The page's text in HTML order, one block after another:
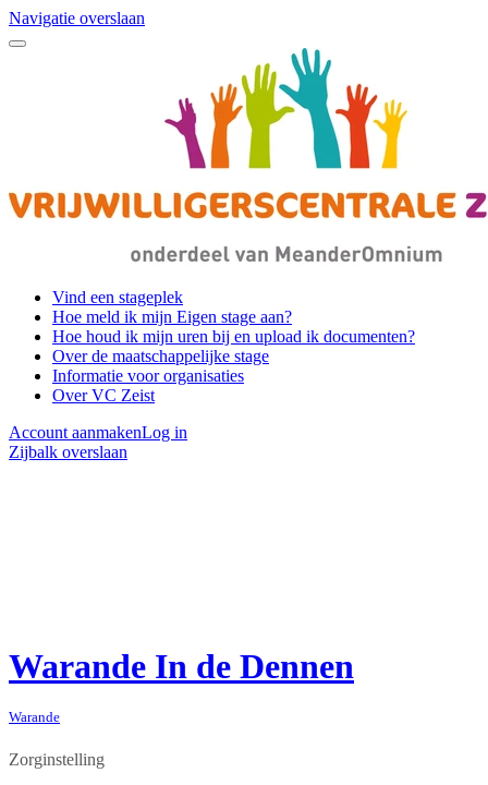
Navigatie overslaan
Vind een stageplek
Hoe meld ik mijn Eigen stage aan?
Hoe houd ik mijn uren bij en upload ik documenten?
Over de maatschappelijke stage
Informatie voor organisaties
Over VC Zeist
Account aanmakenLog in
Zijbalk overslaan
Warande In de Dennen
Warande
Zorginstelling